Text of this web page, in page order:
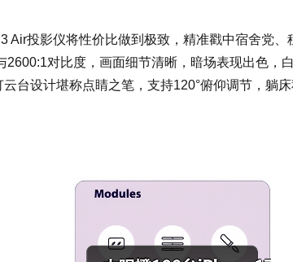
Air投影仪将性价比做到极致，精准戳中宿舍党
2600:1对比度，画面细节清晰，暗场表现出色，
台设计堪称点睛之笔，支持120°俯仰调节，躺